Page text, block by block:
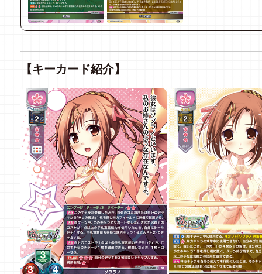
【キーカード紹介】